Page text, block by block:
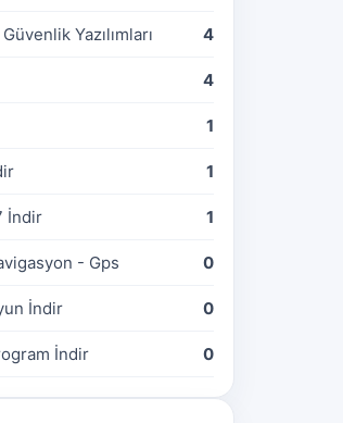
Yazılımları 4
4
1
1
İndir 1
- Gps 0
İndir 0
İndir 0